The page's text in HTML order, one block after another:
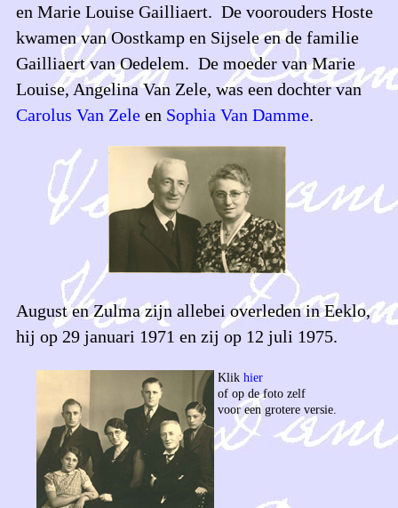
en Marie Louise Gailliaert. De voorouders Hoste
kwamen van Oostkamp en Sijsele en de familie
Gailliaert van Oedelem. De moeder van Marie
Louise, Angelina Van Zele, was een dochter van
Carolus Van Zele en Sophia Van Damme.
August en Zulma zijn allebei overleden in Eeklo,
hij op 29 januari 1971 en zij op 12 juli 1975.
Klik hier
of op de foto zelf
voor een grotere versie.